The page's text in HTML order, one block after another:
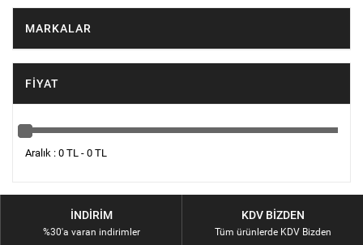
MARKALAR
FIYAT
Aralık : 0 TL - 0 TL
İNDIRIM
%30'a varan indirimler
KDV BIZDEN
Tüm ürünlerde KDV Bizden